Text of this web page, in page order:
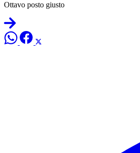
Ottavo posto giusto